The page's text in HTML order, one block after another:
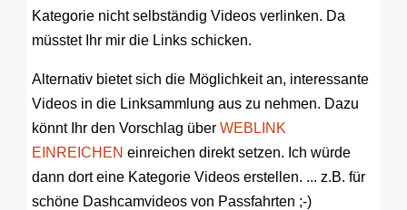
Kategorie nicht selbständig Videos verlinken. Da
müsstet Ihr mir die Links schicken.
Alternativ bietet sich die Möglichkeit an, interessante
Videos in die Linksammlung aus zu nehmen. Dazu
könnt Ihr den Vorschlag über WEBLINK
EINREICHEN einreichen direkt setzen. Ich würde
dann dort eine Kategorie Videos erstellen. ... z.B. für
schöne Dashcamvideos von Passfahrten ;-)